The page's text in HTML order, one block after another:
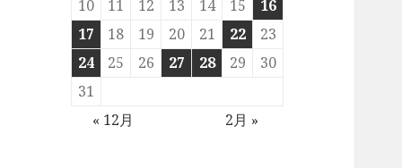
10 11 12 13 14 15
16
17
18 19 20 21 22
23
24
25 26 27 28 29
30
31
« 12月
2月 »